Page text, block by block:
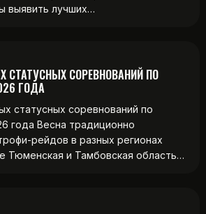
выявить лучших…
СТАТУСНЫХ СОРЕВНОВАНИЙ ПО
ГОДА
статусных соревнований по
года Весна традиционно
рейдов в разных регионах
Тюменская и Тамбовская область…